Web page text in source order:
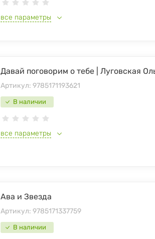
все параметры
В наличии
Давай поговорим о тебе | Луговская
Артикул: 9785171193621
все параметры
В наличии
Ава и Звезда
Артикул: 9785171337759